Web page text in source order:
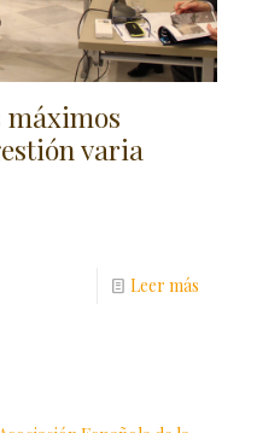
máximos
varia
Leer más